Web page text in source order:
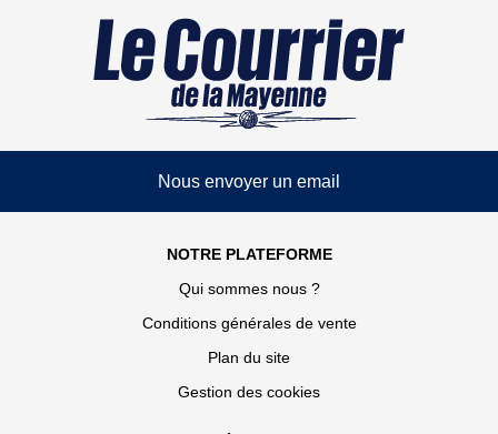
Nous envoyer un email
NOTRE PLATEFORME
Qui sommes nous ?
Conditions générales de vente
Plan du site
Gestion des cookies